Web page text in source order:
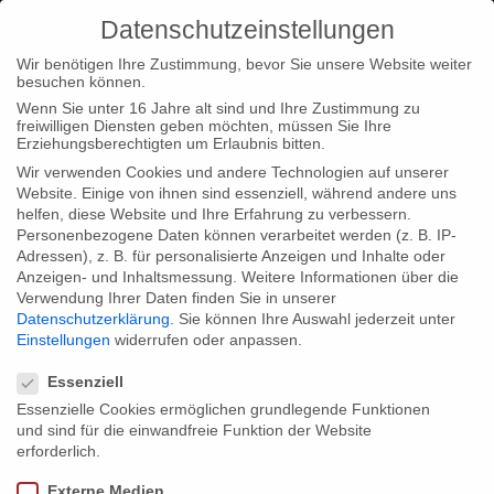
Home Type|News Type|Filmnews
Pioneers turned
Millionaires triumph at 44th Worldfest in Houston
Pioneers turned Millionaires triumph at
44th Worldfest in Houston
Triumph at 44th WorldFest in Houston. The docufictional series
‘Pioneers Turned Millionaires’ (NRD/Arte) produced by
Datenschutzeinstellungen
Wir benötigen Ihre Zustimmung, bevor Sie unsere Website weiter
besuchen können.
Wenn Sie unter 16 Jahre alt sind und Ihre Zustimmung zu
freiwilligen Diensten geben möchten, müssen Sie Ihre
Erziehungsberechtigten um Erlaubnis bitten.
Wir verwenden Cookies und andere Technologien auf unserer
Website. Einige von ihnen sind essenziell, während andere uns
helfen, diese Website und Ihre Erfahrung zu verbessern.
Personenbezogene Daten können verarbeitet werden (z. B. IP-
Adressen), z. B. für personalisierte Anzeigen und Inhalte oder
Anzeigen- und Inhaltsmessung. Weitere Informationen über die
Verwendung Ihrer Daten finden Sie in unserer
Datenschutzerklärung
Sie können Ihre Auswahl jederzeit unter
Einstellungen widerrufen oder anpassen.
Essenziell
Essenzielle Cookies ermöglichen grundlegende Funktionen
und sind für die einwandfreie Funktion der Website
erforderlich.